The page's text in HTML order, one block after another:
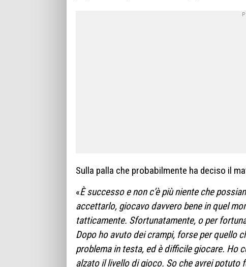
Sulla palla che probabilmente ha deciso il
«È successo e non c’è più niente che
accettarlo, giocavo davvero bene in quel
tatticamente. Sfortunatamente, o per
Dopo ho avuto dei crampi, forse per quello
problema in testa, ed è difficile giocare. Ho
alzato il livello di gioco. So che avrei potuto